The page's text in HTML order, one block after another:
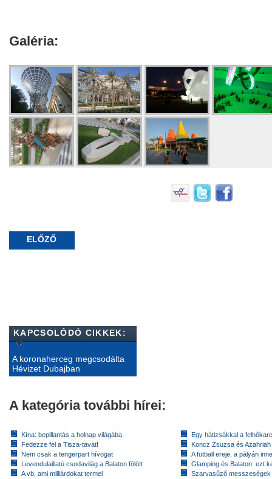
Galéria:
ELŐZŐ
KAPCSOLÓDÓ CIKKEK:
A koronaherceg megcsodálta
Hévizet Dubajban
A kategória további hírei:
Kína: bepillantás a holnap világába
Fedezze fel a Tisza-tavat!
Nem csak a tengerpart hívogat
Levendulaillatú csodavilág a Balaton fölött
A vb, ami milliárdokat termel
Egy hátizsákkal a
Koncz Zsuzsa és
A futball ereje, a pályán
Glamping és Balaton: ezt
Szarvasűző messzeségek